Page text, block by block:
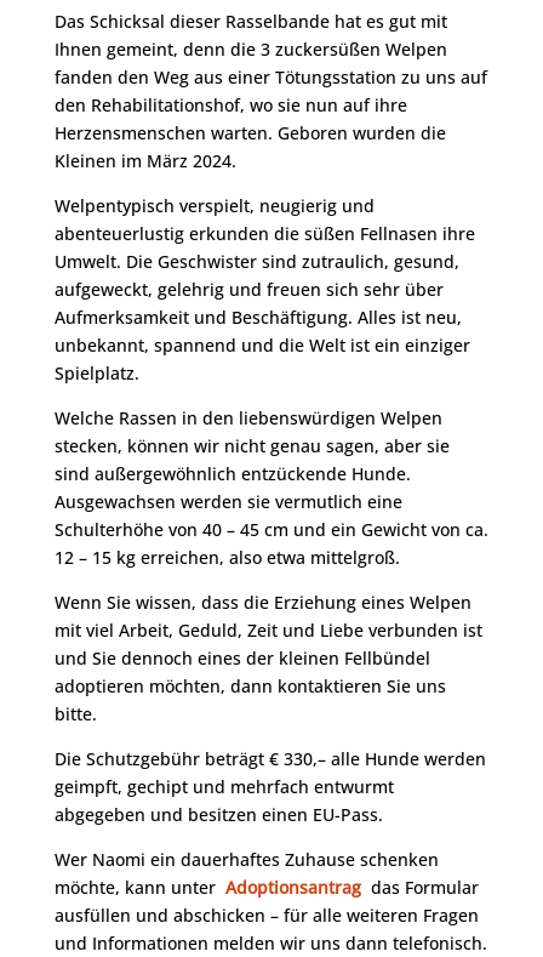
Das Schicksal dieser Rasselbande hat es gut mit
Ihnen gemeint, denn die 3 zuckersüßen Welpen
fanden den Weg aus einer Tötungsstation zu uns auf
den Rehabilitationshof, wo sie nun auf ihre
Herzensmenschen warten. Geboren wurden die
Kleinen im März 2024.
Welpentypisch verspielt, neugierig und
abenteuerlustig erkunden die süßen Fellnasen ihre
Umwelt. Die Geschwister sind zutraulich, gesund,
aufgeweckt, gelehrig und freuen sich sehr über
Aufmerksamkeit und Beschäftigung. Alles ist neu,
unbekannt, spannend und die Welt ist ein einziger
Spielplatz.
Welche Rassen in den liebenswürdigen Welpen
stecken, können wir nicht genau sagen, aber sie
sind außergewöhnlich entzückende Hunde.
Ausgewachsen werden sie vermutlich eine
Schulterhöhe von 40 – 45 cm und ein Gewicht von ca.
12 – 15 kg erreichen, also etwa mittelgroß.
Wenn Sie wissen, dass die Erziehung eines Welpen
mit viel Arbeit, Geduld, Zeit und Liebe verbunden ist
und Sie dennoch eines der kleinen Fellbündel
adoptieren möchten, dann kontaktieren Sie uns
bitte.
Die Schutzgebühr beträgt € 330,– alle Hunde werden
geimpft, gechipt und mehrfach entwurmt
abgegeben und besitzen einen EU-Pass.
Wer Naomi ein dauerhaftes Zuhause schenken
möchte, kann unter Adoptionsantragdas Formular
ausfüllen und abschicken – für alle weiteren Fragen
und Informationen melden wir uns dann telefonisch.